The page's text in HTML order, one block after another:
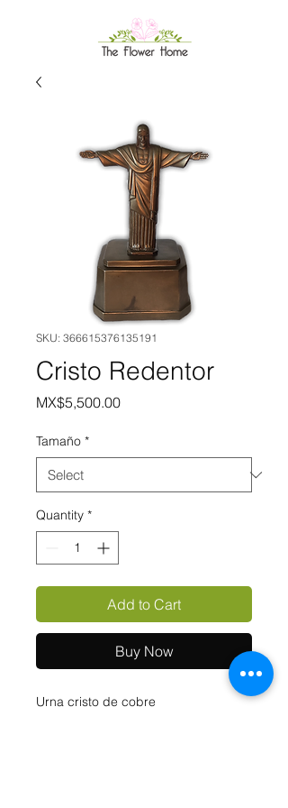
SKU: 366615376135191
Cristo Redentor
MX$5,500.00Price
Tamaño *
Quantity *
Add to Cart
Buy Now
Urna cristo de cobre